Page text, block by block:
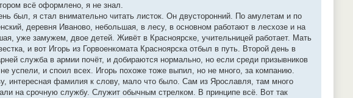
всё оформлено, я не знал.
был, я стал внимательно читать листок. Он двусторонний. По амулетам и по
деревня Иваново, небольшая, в лесу, в основном работают в лесхозе и на
уже замужем, двое детей. Живёт в Красноярске, учительницей работает. Мать
и вот Игорь из Горвоенкомата Красноярска отбыл в путь. Второй день в
служба в армии почёт, и добираются нормально, но если среди призывников
успели, и споил всех. Игорь похоже тоже выпил, но не много, за компанию.
фамилия к слову, мало что было. Сам из Ярославля, там много
на срочную службу. Служит обычным стрелком. В принципе всё. Вот так